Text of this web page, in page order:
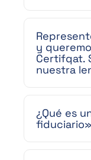
y
Certifqat.
nuestra
¿Qué es